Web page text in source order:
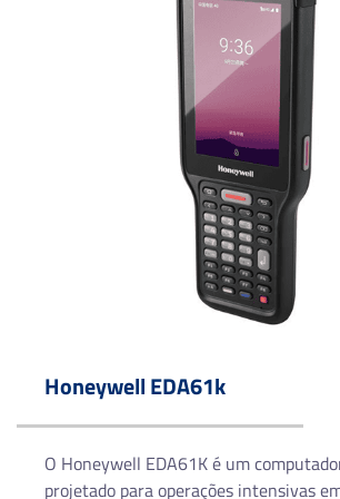
Qualcomm® QCM4490 Octa-Core
5G, Wi-Fi 6E, Bluetooth® 5.2, NFC
Leitor de código de barras:
Honeywell FlexRange™ XLR (leitura de
Bateria:
Honeywell EDA61k
O Honeywell EDA61K é um
projetado para operações intensivas